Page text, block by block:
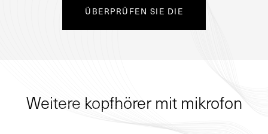
ÜBERPRÜFEN SIE DIE
Weitere kopfhörer mit mikrofon